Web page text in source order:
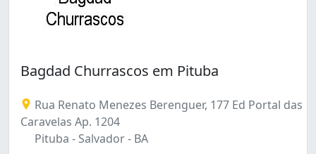
Bagdad Churrascos em Pituba
Rua Renato Menezes Berenguer, 177 Ed Portal das
Caravelas Ap. 1204
Pituba - Salvador - BA